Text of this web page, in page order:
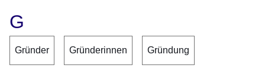
G
Gründer Gründerinnen Gründung